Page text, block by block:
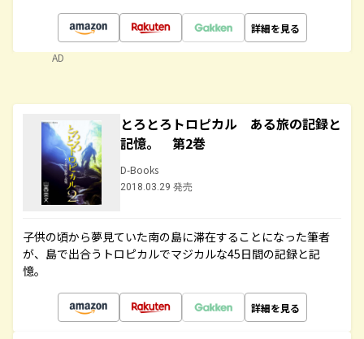
詳細を見る
AD
とろとろトロピカル ある旅の記録と
記憶。 第2巻
D-Books
2018.03.29 発売
子供の頃から夢見ていた南の島に滞在することになった筆者
が、島で出合うトロピカルでマジカルな45日間の記録と記
憶。
詳細を見る